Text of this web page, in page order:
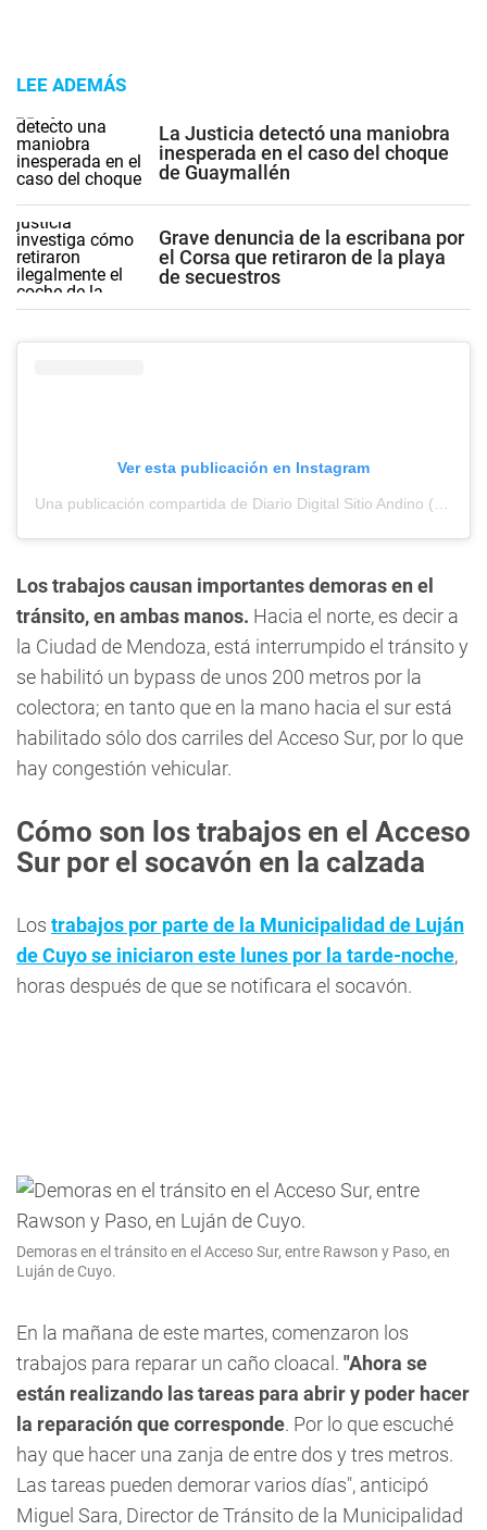
LEE ADEMÁS
La Justicia detectó una maniobra
inesperada en el caso del choque
de Guaymallén
Grave denuncia de la escribana por
el Corsa que retiraron de la playa
de secuestros
Ver esta publicación en Instagram
Los trabajos causan importantes demoras en el
tránsito, en ambas manos. Hacia el norte, es decir a
la Ciudad de Mendoza, está interrumpido el tránsito y
se habilitó un bypass de unos 200 metros por la
colectora; en tanto que en la mano hacia el sur está
habilitado sólo dos carriles del Acceso Sur, por lo que
hay congestión vehicular.
Cómo son los trabajos en el Acceso
Sur por el socavón en la calzada
Los trabajos por parte de la Municipalidad de Luján
de Cuyo se iniciaron este lunes por la tarde-noche,
horas después de que se notificara el socavón.
Demoras en el tránsito en el Acceso Sur, entre Rawson y Paso, en
Luján de Cuyo.
En la mañana de este martes, comenzaron los
trabajos para reparar un caño cloacal. "Ahora se
están realizando las tareas para abrir y poder hacer
la reparación que corresponde. Por lo que escuché
hay que hacer una zanja de entre dos y tres metros.
Las tareas pueden demorar varios días", anticipó
Miguel Sara, Director de Tránsito de la Municipalidad